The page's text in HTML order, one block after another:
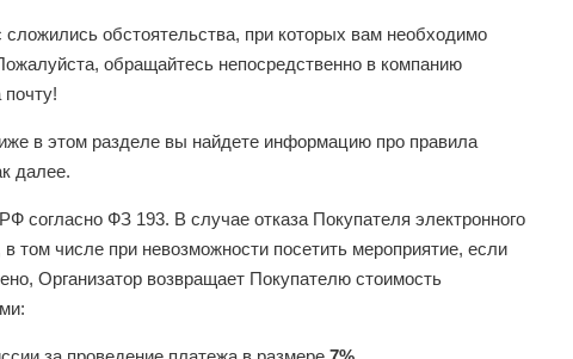
сложились обстоятельства, при которых вам необходимо
обращайтесь непосредственно в компанию
в этом разделе вы найдете информацию про правила
далее.
согласно ФЗ 193. В случае отказа Покупателя электронного
том числе при невозможности посетить мероприятие, если
Организатор возвращает Покупателю стоимость